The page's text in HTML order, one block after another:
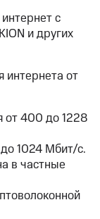
с
и других
от
от 400 до 1228
1024 Мбит/с.
в частные